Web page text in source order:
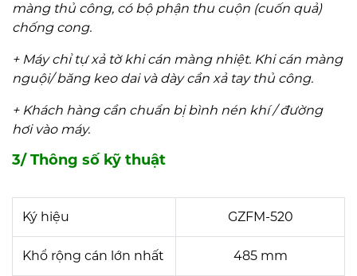
màng thủ công, có bộ phận thu cuộn (cuốn quả)
chống cong.
+ Máy chỉ tự xả tờ khi cán màng nhiệt. Khi cán màng
nguội/ băng keo dai và dày cần xả tay thủ công.
+ Khách hàng cần chuẩn bị bình nén khí / đường
hơi vào máy.
3/ Thông số kỹ thuật
Ký hiệu GZFM-520
Khổ rộng cán lớn nhất 485 mm